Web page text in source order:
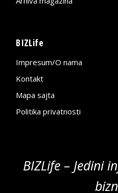
BIZLife
Impresum/O nama
Kontakt
Mapa sajta
Politika privatnosti
BIZLife – Jedini